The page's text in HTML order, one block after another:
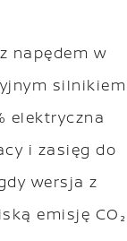
napędem w
silnikiem
elektryczna
i zasięg do
wersja z
emisję CO₂